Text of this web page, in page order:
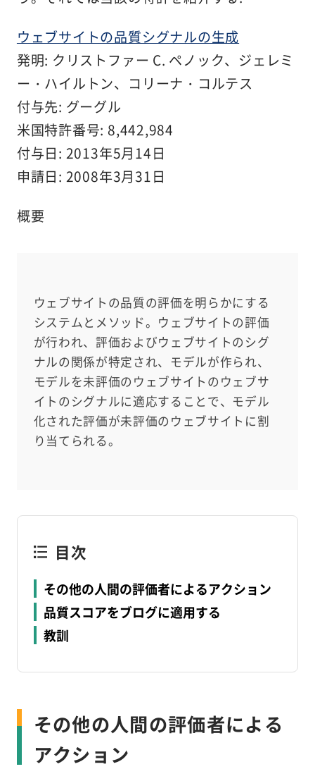
ウェブサイトの品質シグナルの生成
発明: クリストファー C. ペノック、ジェレミ
ー・ハイルトン、コリーナ・コルテス
付与先: グーグル
米国特許番号: 8,442,984
付与日: 2013年5月14日
申請日: 2008年3月31日
概要
ウェブサイトの品質の評価を明らかにする
システムとメソッド。ウェブサイトの評価
が行われ、評価およびウェブサイトのシグ
ナルの関係が特定され、モデルが作られ、
モデルを未評価のウェブサイトのウェブサ
イトのシグナルに適応することで、モデル
化された評価が未評価のウェブサイトに割
り当てられる。
目次
その他の人間の評価者によるアクション
品質スコアをブログに適用する
教訓
その他の人間の評価者による
アクション